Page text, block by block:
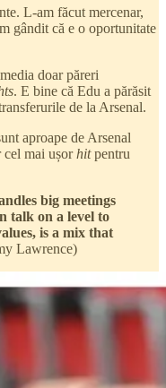
L-am făcut mercenar,
gândit că e o oportunitate
doar păreri
. E bine că Edu a părăsit
de la Arsenal.
aproape de Arsenal
cel mai ușorhitpentru
big meetings
talk on a level to
is a mix that
Lawrence)